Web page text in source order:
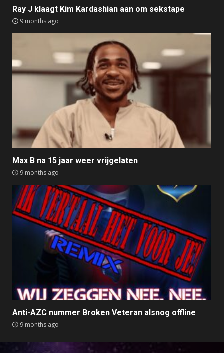
Ray J klaagt Kim Kardashian aan om sekstape
9 months ago
Max B na 15 jaar weer vrijgelaten
9 months ago
Anti-AZC nummer Broken Veteran alsnog offline
9 months ago